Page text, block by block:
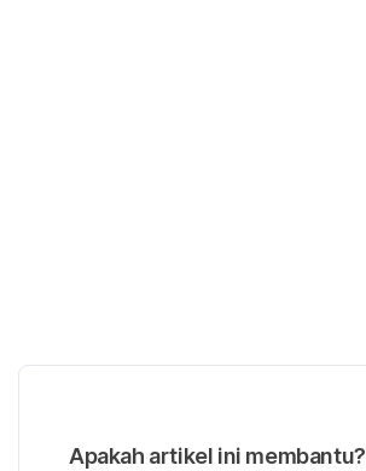
Apakah artikel ini membantu?